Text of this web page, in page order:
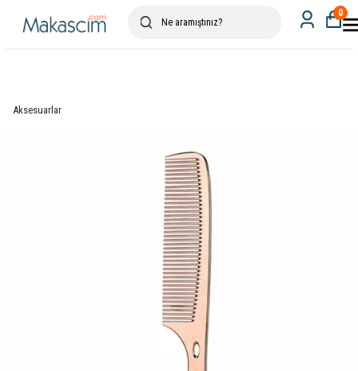
0
Aksesuarlar